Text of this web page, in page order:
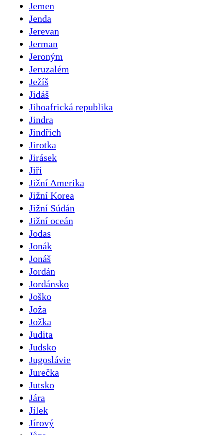
Jemen
Jenda
Jerevan
Jerman
Jeroným
Jeruzalém
Ježíš
Jidáš
Jihoafrická republika
Jindra
Jindřich
Jirotka
Jirásek
Jiří
Jižní Amerika
Jižní Korea
Jižní Súdán
Jižní oceán
Jodas
Jonák
Jonáš
Jordán
Jordánsko
Joško
Joža
Jožka
Judita
Judsko
Jugoslávie
Jurečka
Jutsko
Jára
Jílek
Jírový